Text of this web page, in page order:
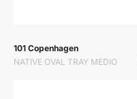
Prodavač:
101 Copenhagen
NATIVE OVAL TRAY MEDIO